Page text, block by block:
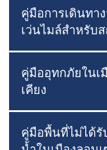
คู่มือการเดินทา
เว่นไมล์สำหรับ
คู่มืออุทกภัยในเ
เคียง
คู่มือพื้นที่ไม่ได้รั